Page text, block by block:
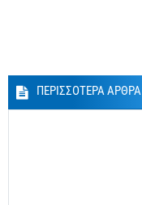
ΠΕΡΙΣΣΟΤΕΡΑ ΑΡΘΡΑ